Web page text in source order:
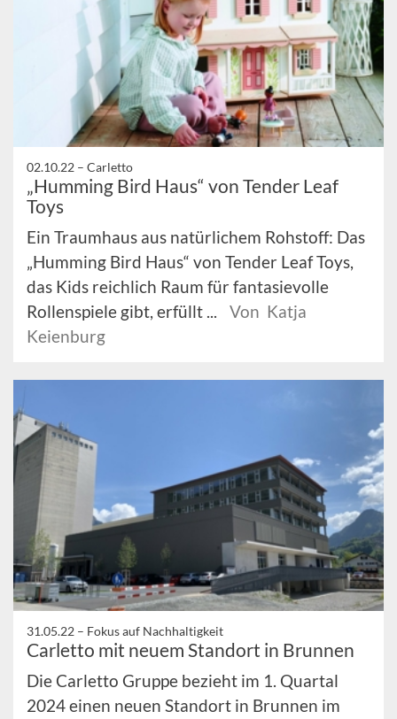
02.10.22 – Carletto
„Humming Bird Haus“ von Tender Leaf
Toys
Ein Traumhaus aus natürlichem Rohstoff: Das
„Humming Bird Haus“ von Tender Leaf Toys,
das Kids reichlich Raum für fantasievolle
Rollenspiele gibt, erfüllt ...
Von Katja
Keienburg
31.05.22 – Fokus auf Nachhaltigkeit
Carletto mit neuem Standort in Brunnen
Die Carletto Gruppe bezieht im 1. Quartal
2024 einen neuen Standort in Brunnen im